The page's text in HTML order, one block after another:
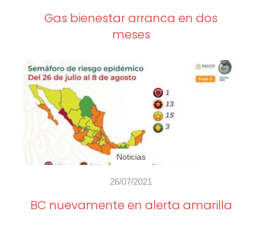
Gas bienestar arranca en dos
meses
Noticias
26/07/2021
BC nuevamente en alerta amarilla